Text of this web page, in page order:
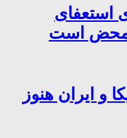
استعفای
محض است
و ایران هنوز